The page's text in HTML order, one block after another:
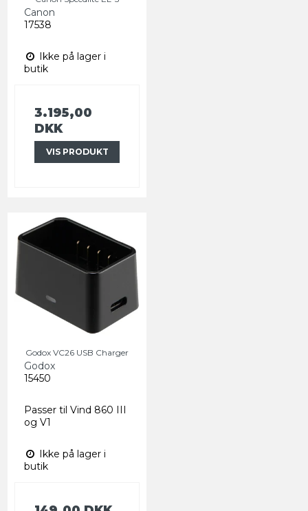
Canon
17538
Ikke på lager i
butik
3.195,00
DKK
VIS PRODUKT
Godox VC26 USB Charger
Godox
15450
Passer til Vind 860 III
og V1
Ikke på lager i
butik